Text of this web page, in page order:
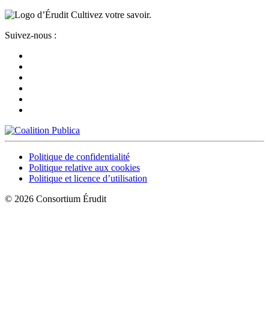
Cultivez votre savoir.
Suivez-nous :
Politique de confidentialité
Politique relative aux cookies
Politique et licence d’utilisation
© 2026 Consortium Érudit